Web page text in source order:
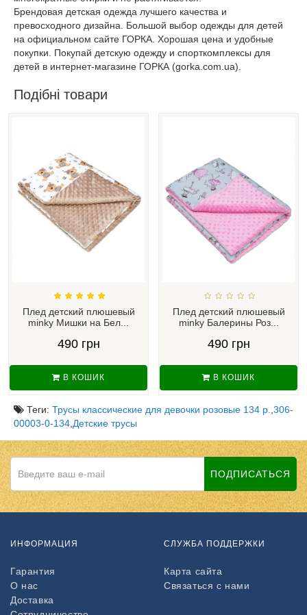
Брендовая детская одежда лучшего качества и
превосходного дизайна. Большой выбор одежды для детей
на официальном сайте ГОРКА. Хорошая цена и удобные
покупки. Покупай детскую одежду и спорткомплексы для
детей в интернет-магазине ГОРКА (gorka.com.ua).
Подібні товари
Плед детский плюшевый
minky Мишки на Бел...
490 грн
В КОШИК
Плед детский плюшевый
minky Балерины Роз...
490 грн
В КОШИК
Теги: Трусы классические для девочки розовые 134 р. 306-
00003-0-134 Детские трусы
ПОДПИСАТЬСЯ
ИНФОРМАЦИЯ
Гарантия
О нас
Доставка
СЛУЖБА ПОДДЕРЖКИ
Карта сайта
Связаться с нами